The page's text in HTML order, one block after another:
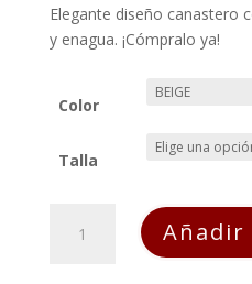
Elegante diseño canastero
y enagua. ¡Cómpralo ya!
Color
Talla
Flamenca